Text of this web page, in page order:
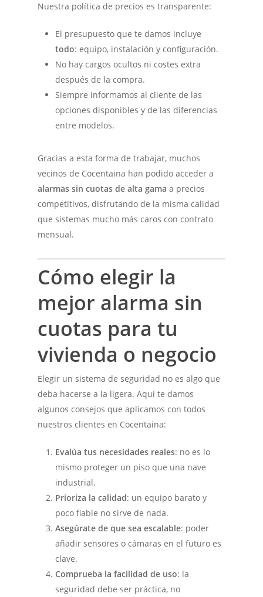
Nuestra política de precios es transparente:
El presupuesto que te damos incluye
todo: equipo, instalación y configuración.
No hay cargos ocultos ni costes extra
después de la compra.
Siempre informamos al cliente de las
opciones disponibles y de las diferencias
entre modelos.
Gracias a esta forma de trabajar, muchos
vecinos de Cocentaina han podido acceder a
alarmas sin cuotas de alta gama a precios
competitivos, disfrutando de la misma calidad
que sistemas mucho más caros con contrato
mensual.
Cómo elegir la
mejor alarma sin
cuotas para tu
vivienda o negocio
Elegir un sistema de seguridad no es algo que
deba hacerse a la ligera. Aquí te damos
algunos consejos que aplicamos con todos
nuestros clientes en Cocentaina:
Evalúa tus necesidades reales: no es lo
mismo proteger un piso que una nave
industrial.
Prioriza la calidad: un equipo barato y
poco fiable no sirve de nada.
Asegúrate de que sea escalable: poder
añadir sensores o cámaras en el futuro es
clave.
Comprueba la facilidad de uso: la
seguridad debe ser práctica, no